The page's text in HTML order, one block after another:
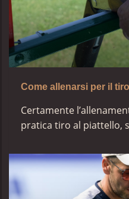
Come allenarsi per il
Certamente
pratica tiro al piattello,